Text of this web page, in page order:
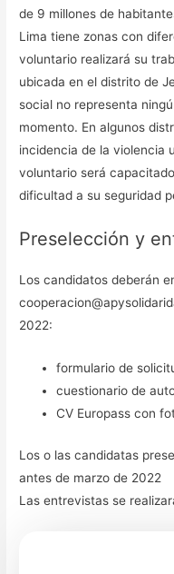
de 9 millones de
Lima tiene zonas con
voluntario realizará su
ubicada en el distrito de
social no representa
momento. En algunos
incidencia de la violencia
voluntario será
dificultad a su seguridad
Preselección y
Los candidatos deberán
2022:
formulario de
cuestionario de
CV Europass con
Los o las candidatas
antes de marzo de 2022
Las entrevistas se